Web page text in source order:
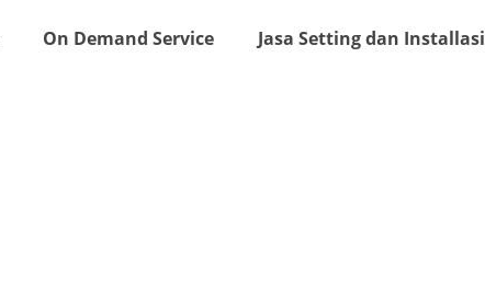
On Demand Service Jasa Setting dan Installasi